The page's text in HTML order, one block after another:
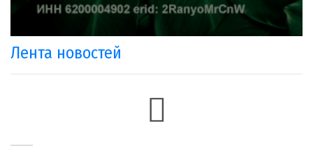
Лента новостей